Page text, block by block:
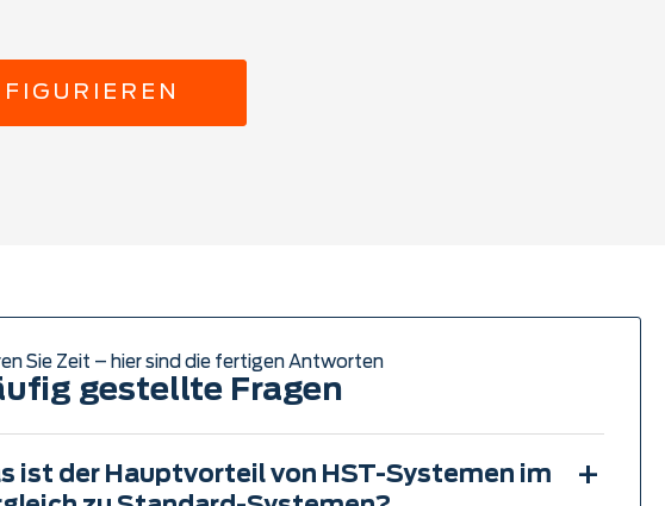
Sie Zeit – hier sind die fertigen Antworten
gestellte Fragen
ist der Hauptvorteil von HST-Systemen im
+